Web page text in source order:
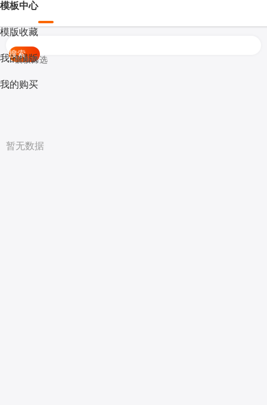
模板中心
模版收藏
我的模版
我的购买
搜索
模板筛选
暂无数据